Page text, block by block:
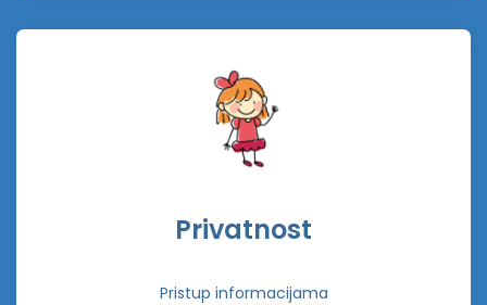
Privatnost
Pristup informacijama